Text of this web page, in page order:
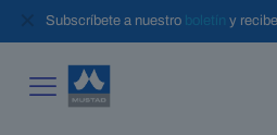
Subscríbete a nuestro boletín y